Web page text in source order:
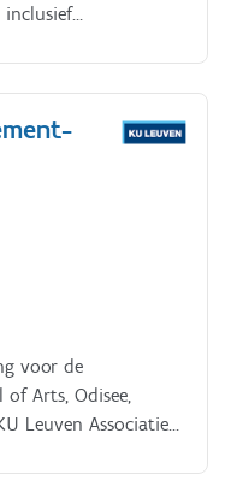
inclusief
voor de
of Arts, Odisee,
Leuven Associatie